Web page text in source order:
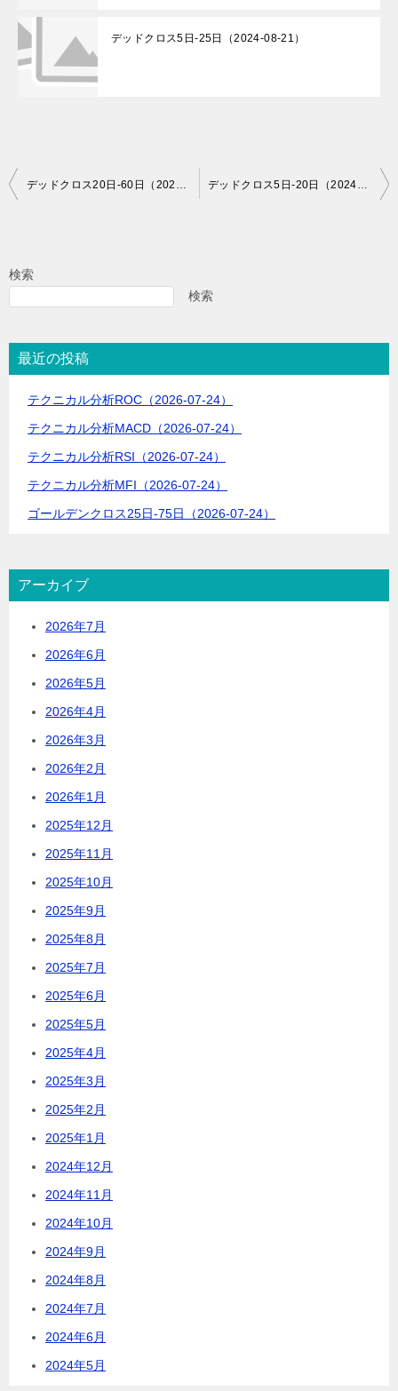
デッドクロス5日-25日（2024-08-21）
投
ビ
シ
ョ
デッドクロス20日-60日（2024-05-13） デッドクロス5日-20日（2024-05-14）
検索
検索
最近の投稿
テクニカル分析ROC（2026-07-24）
テクニカル分析MACD（2026-07-24）
テクニカル分析RSI（2026-07-24）
テクニカル分析MFI（2026-07-24）
ゴールデンクロス25日-75日（2026-07-24）
アーカイブ
2026年7月
2026年6月
2026年5月
2026年4月
2026年3月
2026年2月
2026年1月
2025年12月
2025年11月
2025年10月
2025年9月
2025年8月
2025年7月
2025年6月
2025年5月
2025年4月
2025年3月
2025年2月
2025年1月
2024年12月
2024年11月
2024年10月
2024年9月
2024年8月
2024年7月
2024年6月
2024年5月